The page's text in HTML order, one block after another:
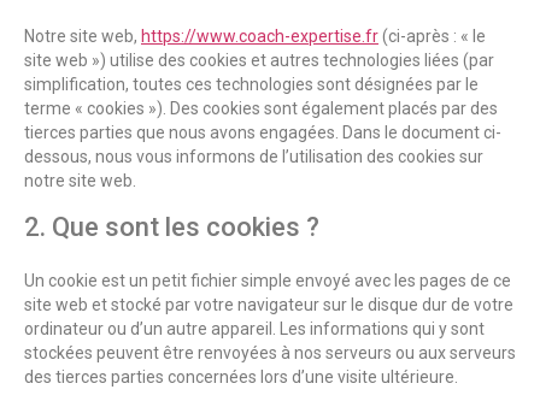
Notre site web, https://www.coach-expertise.fr(ci-après : « le
site web ») utilise des cookies et autres technologies liées (par
simplification, toutes ces technologies sont désignées par le
terme « cookies »). Des cookies sont également placés par des
tierces parties que nous avons engagées. Dans le document ci-
dessous, nous vous informons de l’utilisation des cookies sur
notre site web.
2. Que sont les cookies ?
Un cookie est un petit fichier simple envoyé avec les pages de ce
site web et stocké par votre navigateur sur le disque dur de votre
ordinateur ou d’un autre appareil. Les informations qui y sont
stockées peuvent être renvoyées à nos serveurs ou aux serveurs
des tierces parties concernées lors d’une visite ultérieure.